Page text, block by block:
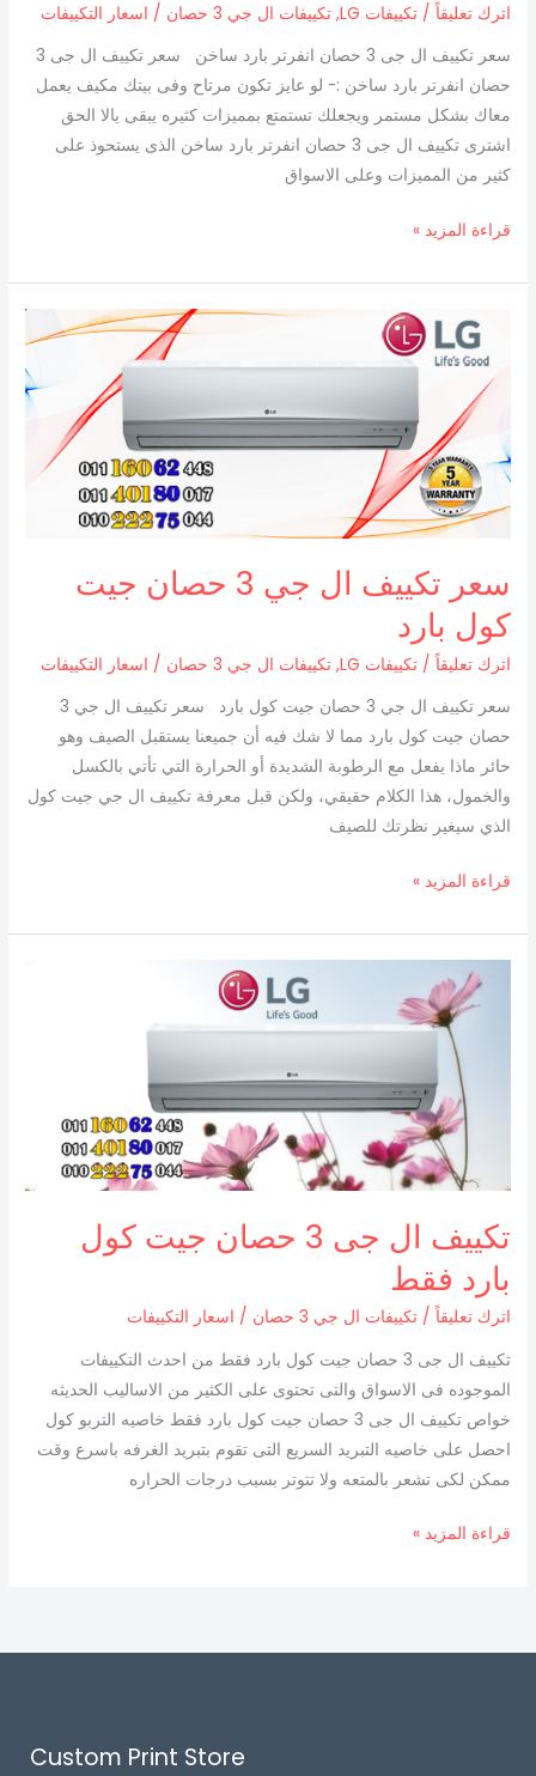
اترك تعليقاً /تكييفات LG ,تكييفات ال جي 3 حصان / اسعار التكييفات
سعر تكييف ال جى 3 حصان انفرتر بارد ساخن سعر تكييف ال جى 3
حصان انفرتر بارد ساخن :- لو عايز تكون مرتاح وفى بيتك مكيف يعمل
معاك بشكل مستمر ويجعلك تستمتع بمميزات كثيره يبقى يالا الحق
اشترى تكييف ال جى 3 حصان انفرتر بارد ساخن الذى يستحوذ على
كثير من المميزات وعلى الاسواق
قراءة المزيد »
سعر تكييف ال جي 3 حصان جيت
كول بارد
اترك تعليقاً /تكييفات LG ,تكييفات ال جي 3 حصان / اسعار التكييفات
سعر تكييف ال جي 3 حصان جيت كول بارد سعر تكييف ال جي 3
حصان جيت كول بارد مما لا شك فيه أن جميعنا يستقبل الصيف وهو
حائر ماذا يفعل مع الرطوبة الشديدة أو الحرارة التي تأتي بالكسل
والخمول، هذا الكلام حقيقي، ولكن قبل معرفة تكييف ال جي جيت كول
الذي سيغير نظرتك للصيف
سعر
تكييف
ال
حصان
جيت
قراءة المزيد »
تكييف ال جى 3 حصان جيت كول
بارد فقط
اترك تعليقاً /تكييفات ال جي 3 حصان / اسعار التكييفات
تكييف ال جى 3 حصان جيت كول بارد فقط من احدث التكييفات
الموجوده فى الاسواق والتى تحتوى على الكثير من الاساليب الحديثه
خواص تكييف ال جى 3 حصان جيت كول بارد فقط خاصيه التربو كول
احصل على خاصيه التبريد السريع التى تقوم بتبريد الغرفه باسرع وقت
ممكن لكى تشعر بالمتعه ولا تتوتر بسبب درجات الحراره
تكييف
قراءة المزيد »
Custom Print Store